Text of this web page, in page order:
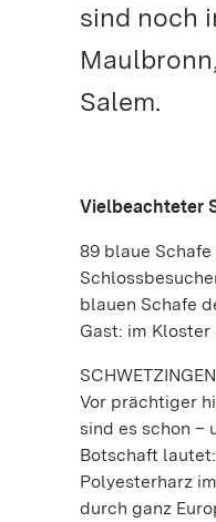
sind noch
Salem.
Vielbeachteter
89 blaue
blauen Schafe
Gast: im
Vor prächtiger
sind es schon –
Botschaft
Polyesterharz
durch ganz